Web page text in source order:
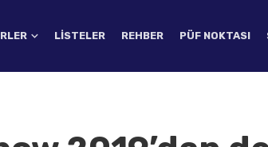
LISTELER REHBER PÜF NOKTASI